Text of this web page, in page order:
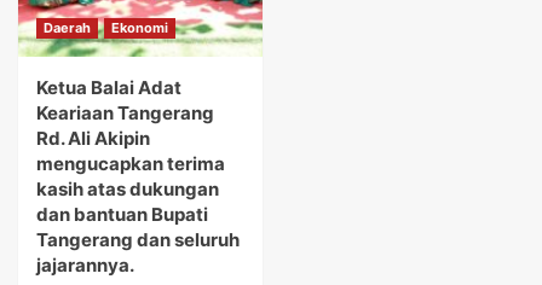
Daerah Ekonomi
Ketua Balai Adat
Keariaan Tangerang
Rd. Ali Akipin
mengucapkan terima
kasih atas dukungan
dan bantuan Bupati
Tangerang dan seluruh
jajarannya.